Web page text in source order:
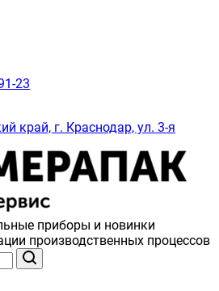
23
край, г. Краснодар, ул. 3-я
приборы и новинки
производственных процессов